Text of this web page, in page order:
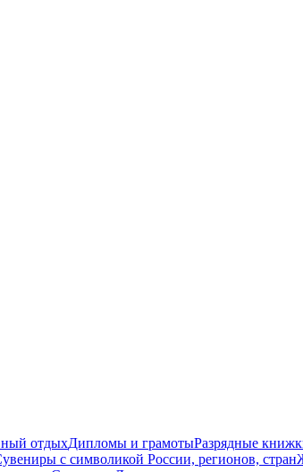
отдыхДипломы и грамотыРазрядные
с символикой России, регионов, стран